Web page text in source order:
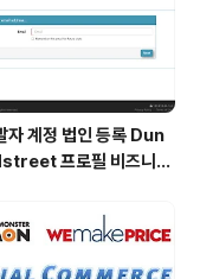
자 계정 법인 등록 Dun
프로필 비즈니스